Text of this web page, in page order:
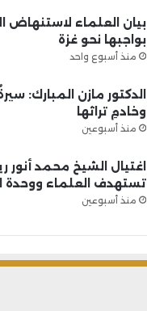
بيان العلماء لاستنهاض
بواجبها نحو غزة
منذ أسبوع واحد
الدكتور مازن المبارك:
وخادمِ تراثها
منذ أسبوعين
اغتيال الشيخ محمد أنور
تستهدف العلماء ووحدة
منذ أسبوعين